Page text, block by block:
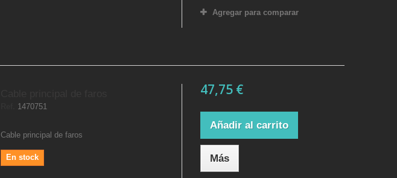
Agregar para comparar
1470751
Cable principal de faros
En stock
47,75 €
Añadir al carrito
Más